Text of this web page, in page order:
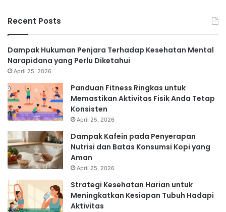
Recent Posts
Dampak Hukuman Penjara Terhadap Kesehatan Mental
Narapidana yang Perlu Diketahui
April 25, 2026
Panduan Fitness Ringkas untuk
Memastikan Aktivitas Fisik Anda Tetap
Konsisten
April 25, 2026
Dampak Kafein pada Penyerapan
Nutrisi dan Batas Konsumsi Kopi yang
Aman
April 25, 2026
Strategi Kesehatan Harian untuk
Meningkatkan Kesiapan Tubuh Hadapi
Aktivitas